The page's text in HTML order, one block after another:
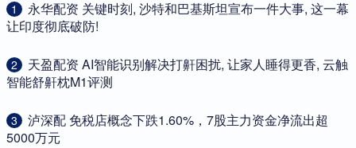
1
​永华配资 关键时刻, 沙特和巴基斯坦宣布一件大事, 这一幕
让印度彻底破防!
2
​天盈配资 AI智能识别解决打鼾困扰, 让家人睡得更香, 云触
智能舒鼾枕M1评测
3
​泸深配 免税店概念下跌1.60%，7股主力资金净流出超
5000万元